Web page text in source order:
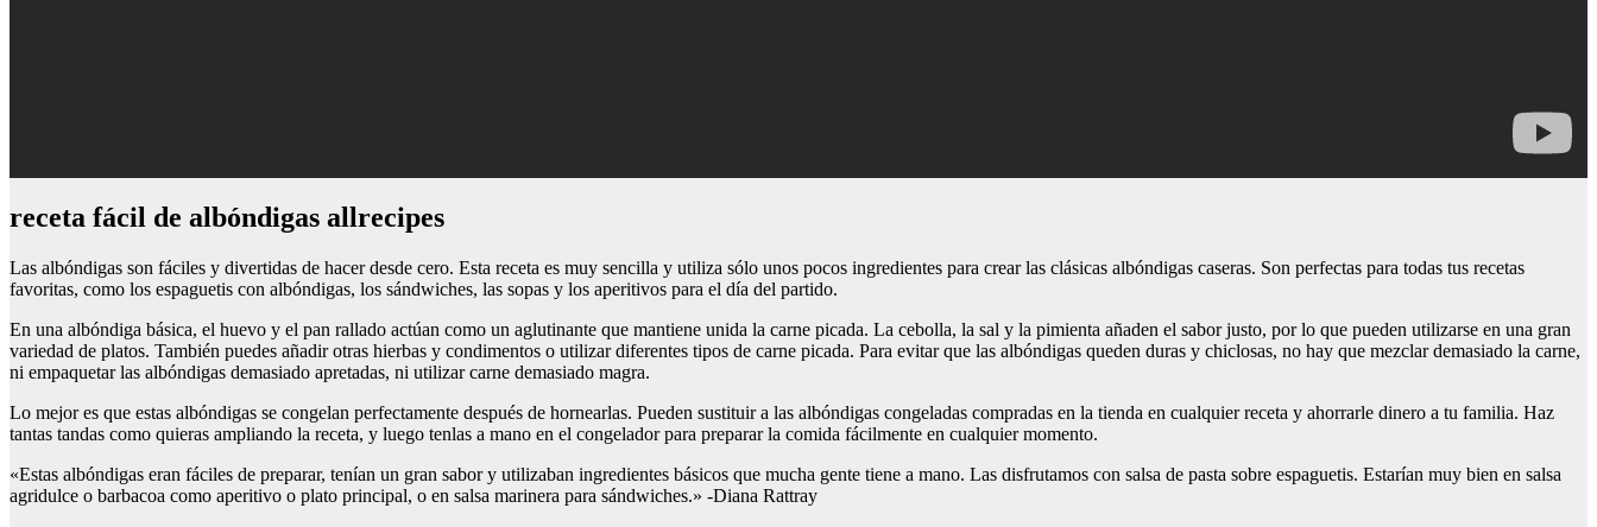
receta fácil de albóndigas allrecipes
Las albóndigas son fáciles y divertidas de hacer desde cero. Esta receta es muy sencilla y utiliza sólo unos pocos ingredientes para crear las clásicas albóndigas caseras. Son perfectas para todas tus recetas
favoritas, como los espaguetis con albóndigas, los sándwiches, las sopas y los aperitivos para el día del partido.
En una albóndiga básica, el huevo y el pan rallado actúan como un aglutinante que mantiene unida la carne picada. La cebolla, la sal y la pimienta añaden el sabor justo, por lo que pueden utilizarse en una gran
variedad de platos. También puedes añadir otras hierbas y condimentos o utilizar diferentes tipos de carne picada. Para evitar que las albóndigas queden duras y chiclosas, no hay que mezclar demasiado la carne,
ni empaquetar las albóndigas demasiado apretadas, ni utilizar carne demasiado magra.
Lo mejor es que estas albóndigas se congelan perfectamente después de hornearlas. Pueden sustituir a las albóndigas congeladas compradas en la tienda en cualquier receta y ahorrarle dinero a tu familia. Haz
tantas tandas como quieras ampliando la receta, y luego tenlas a mano en el congelador para preparar la comida fácilmente en cualquier momento.
«Estas albóndigas eran fáciles de preparar, tenían un gran sabor y utilizaban ingredientes básicos que mucha gente tiene a mano. Las disfrutamos con salsa de pasta sobre espaguetis. Estarían muy bien en salsa
agridulce o barbacoa como aperitivo o plato principal, o en salsa marinera para sándwiches.» -Diana Rattray